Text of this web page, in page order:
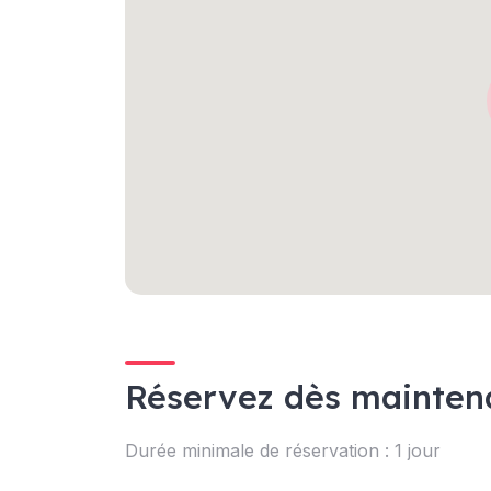
Réservez dès
Durée minimale de réservation : 1 jour